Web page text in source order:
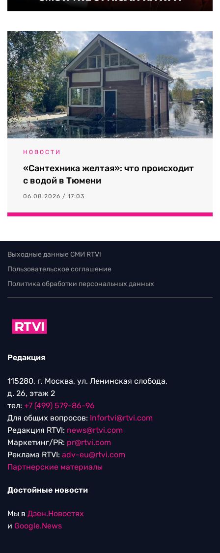
НОВОСТИ
«Сантехника желтая»: что происходит
с водой в Тюмени
06.08.2026 / 17:03
Выходные данные СМИ RTVI
Пользовательское соглашение
Политика обработки персональных данных
Редакция
115280, г. Москва, ул. Ленинская слобода,
д. 26, этаж 2
тел: +7 (499) 579-86-96
Для общих вопросов: Infortvi@rtvi.com
Редакция RTVI: news@rtvi.com
Маркетинг/PR: pr@rtvi.com
Реклама RTVI: adv-eu@rtvi.com
Партнерские материалы
Достойные новости
Мы в Дзен.Новостях
и Google.News